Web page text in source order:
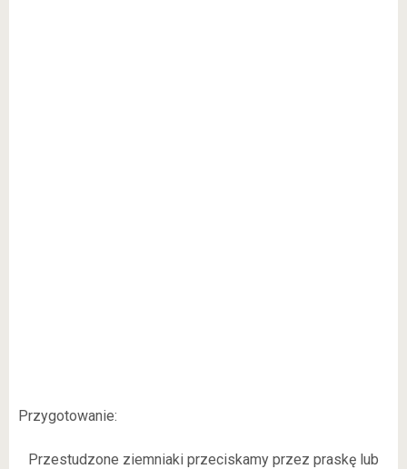
Przygotowanie:
Przestudzone ziemniaki przeciskamy przez praskę lub